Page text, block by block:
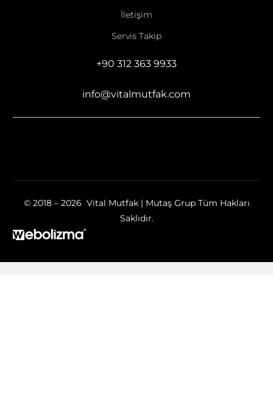
İletişim
Servis Takip
+90 312 363 9933
info@vitalmutfak.com
© 2018 – 2026 Vital Mutfak | Mutaş Grup Tüm Hakları
Saklıdır.